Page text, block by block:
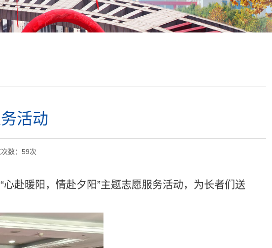
活动
数： 59次
赴暖阳，情赴夕阳”主题志愿服务活动，为长者们送